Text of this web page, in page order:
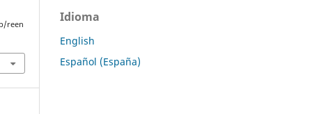
reen
Idioma
English
Español (España)